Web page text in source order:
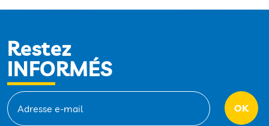
Restez
INFORMÉS